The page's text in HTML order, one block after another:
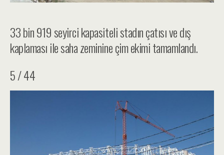
33 bin 919 seyirci kapasiteli stadın çatısı ve dış
kaplaması ile saha zeminine çim ekimi tamamlandı.
5 / 44